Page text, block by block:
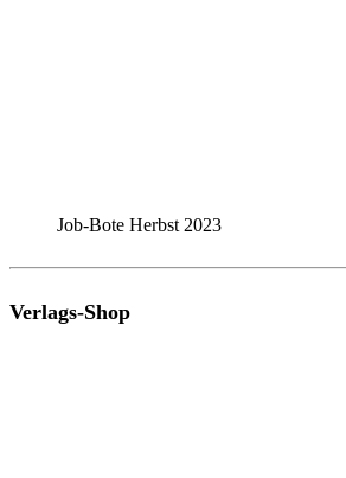
Job-Bote Herbst 2023
Verlags-Shop